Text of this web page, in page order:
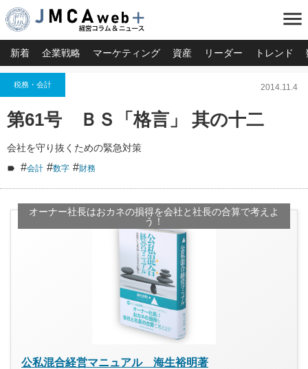
menu
新着 企業戦略 マーケティング 資産 リーダー トレンド
税務・会計 2014.11.4
第61号 ＢＳ「格言」 其の十二
会社を守り抜くための緊急対策
#会計 #数字 #財務
オーナー社長はおカネの損得を会社と社長の合算で考えよ
う！
公私混合経営マニュアル 海生裕明著